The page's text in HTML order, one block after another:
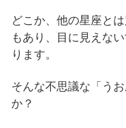
どこか、他の星座と
もあり、目に見えな
ります。
そんな不思議な「う
か？